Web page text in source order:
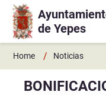
Ir a contenido
de Yepes
Home / Noticias